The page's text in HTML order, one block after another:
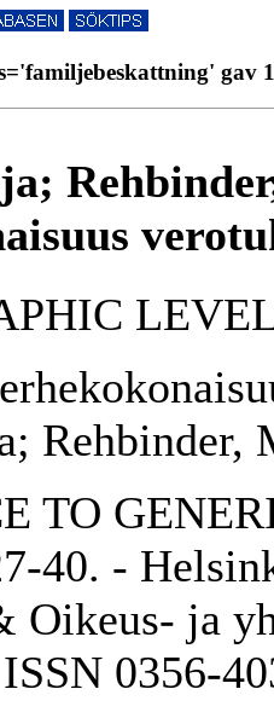
gav
Rehbinder,
TO
40. -
Oikeus- ja
0356-